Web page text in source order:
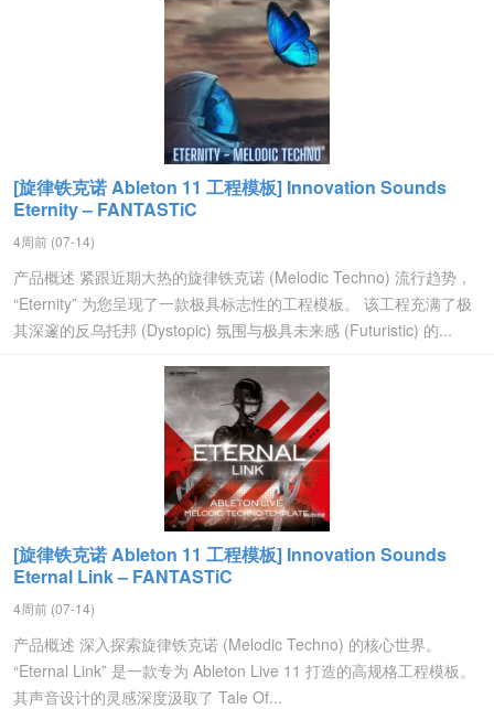
[旋律铁克诺 Ableton 11 工程模板] Innovation Sounds
Eternity – FANTASTiC
4周前 (07-14)
产品概述 紧跟近期大热的旋律铁克诺 (Melodic Techno) 流行趋势，
“Eternity” 为您呈现了一款极具标志性的工程模板。 该工程充满了极
其深邃的反乌托邦 (Dystopic) 氛围与极具未来感 (Futuristic) 的...
[旋律铁克诺 Ableton 11 工程模板] Innovation Sounds
Eternal Link – FANTASTiC
4周前 (07-14)
产品概述 深入探索旋律铁克诺 (Melodic Techno) 的核心世界。
“Eternal Link” 是一款专为 Ableton Live 11 打造的高规格工程模板。
其声音设计的灵感深度汲取了 Tale Of...